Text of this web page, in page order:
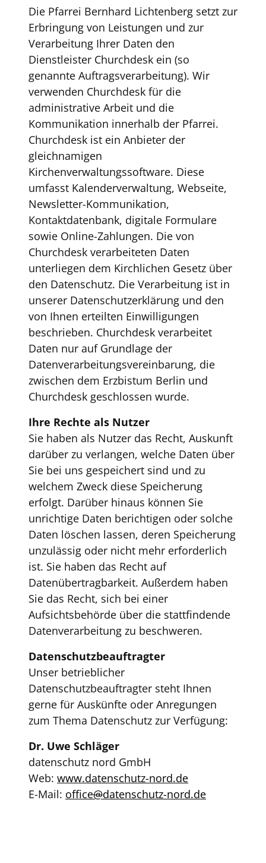
Die Pfarrei Bernhard Lichtenberg setzt zur
Erbringung von Leistungen und zur
Verarbeitung Ihrer Daten den
Dienstleister Churchdesk ein (so
genannte Auftragsverarbeitung). Wir
verwenden Churchdesk für die
administrative Arbeit und die
Kommunikation innerhalb der Pfarrei.
Churchdesk ist ein Anbieter der
gleichnamigen
Kirchenverwaltungssoftware. Diese
umfasst Kalenderverwaltung, Webseite,
Newsletter-Kommunikation,
Kontaktdatenbank, digitale Formulare
sowie Online-Zahlungen. Die von
Churchdesk verarbeiteten Daten
unterliegen dem Kirchlichen Gesetz über
den Datenschutz. Die Verarbeitung ist in
unserer Datenschutzerklärung und den
von Ihnen erteilten Einwilligungen
beschrieben. Churchdesk verarbeitet
Daten nur auf Grundlage der
Datenverarbeitungsvereinbarung, die
zwischen dem Erzbistum Berlin und
Churchdesk geschlossen wurde.
Ihre Rechte als Nutzer
Sie haben als Nutzer das Recht, Auskunft
darüber zu verlangen, welche Daten über
Sie bei uns gespeichert sind und zu
welchem Zweck diese Speicherung
erfolgt. Darüber hinaus können Sie
unrichtige Daten berichtigen oder solche
Daten löschen lassen, deren Speicherung
unzulässig oder nicht mehr erforderlich
ist. Sie haben das Recht auf
Datenübertragbarkeit. Außerdem haben
Sie das Recht, sich bei einer
Aufsichtsbehörde über die stattfindende
Datenverarbeitung zu beschweren.
Datenschutzbeauftragter
Unser betrieblicher
Datenschutzbeauftragter steht Ihnen
gerne für Auskünfte oder Anregungen
zum Thema Datenschutz zur Verfügung:
Dr. Uwe Schläger
datenschutz nord GmbH
Web: www.datenschutz-nord.de
E-Mail: office@datenschutz-nord.de